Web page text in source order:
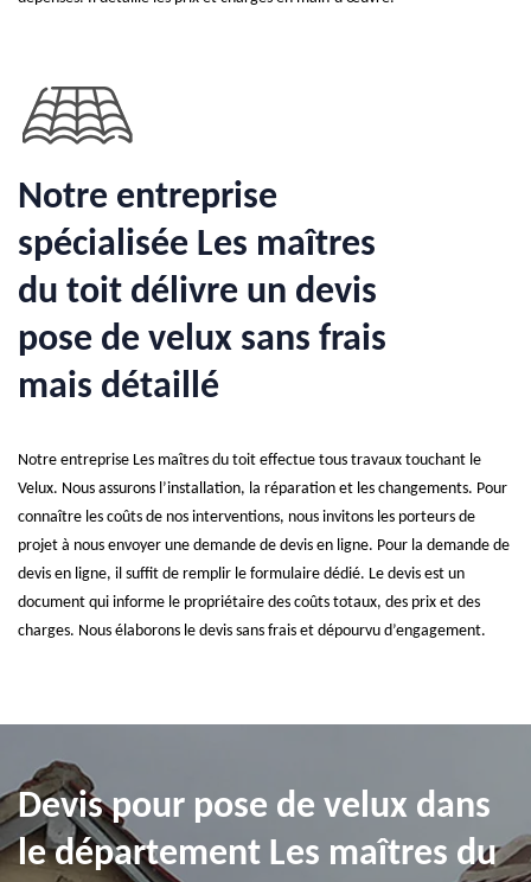
Notre entreprise
spécialisée Les maîtres
du toit délivre un devis
pose de velux sans frais
mais détaillé
Notre entreprise Les maîtres du toit effectue tous travaux touchant le
Velux. Nous assurons l’installation, la réparation et les changements. Pour
connaître les coûts de nos interventions, nous invitons les porteurs de
projet à nous envoyer une demande de devis en ligne. Pour la demande de
devis en ligne, il suffit de remplir le formulaire dédié. Le devis est un
document qui informe le propriétaire des coûts totaux, des prix et des
charges. Nous élaborons le devis sans frais et dépourvu d’engagement.
Devis pour pose de velux dans
le département Les maîtres du